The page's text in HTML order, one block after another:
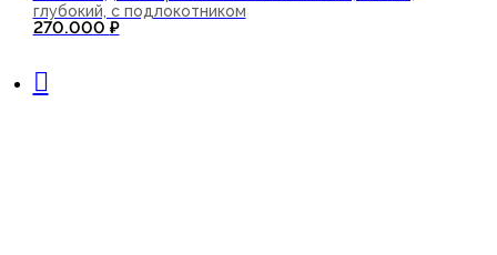
глубокий, с подлокотником
270.000 ₽